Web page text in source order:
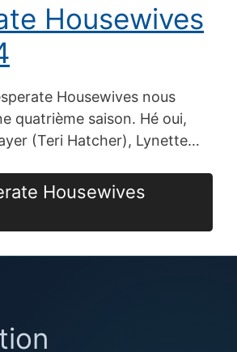
Housewives
Housewives nous
quatrième saison. Hé oui,
(Teri Hatcher), Lynette…
Housewives